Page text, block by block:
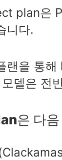
plan은
니다.
랜을 통해
델은 전
은 다음